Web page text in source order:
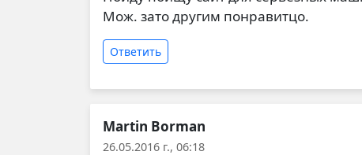
Мож. зато другим понравитцо.
Ответить
Martin Borman
26.05.2016 г., 06:18